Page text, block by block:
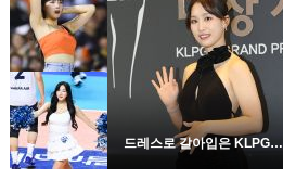
많이 본 뉴스
연예
스포츠 포토
2
드레스로 갈아입은 KLPGA …